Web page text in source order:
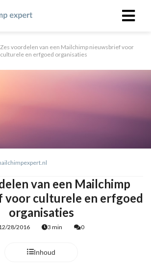
Zes voordelen van een Mailchimp nieuwsbrief voor
culturele en erfgoed organisaties
van een Mailchimp
voor culturele en erfgoed
organisaties
28/2016 3 min 0
Inhoud